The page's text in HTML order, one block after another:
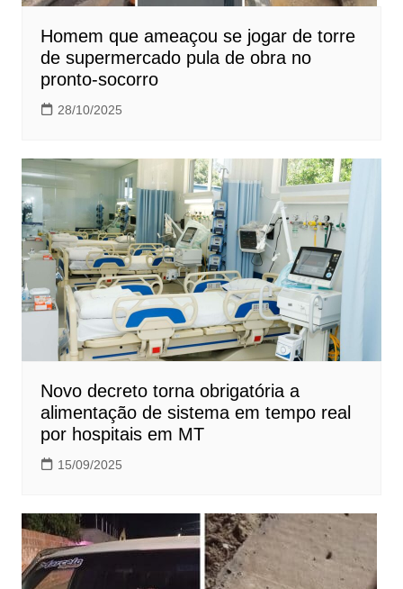
Homem que ameaçou se jogar de torre
de supermercado pula de obra no
pronto-socorro
28/10/2025
Novo decreto torna obrigatória a
alimentação de sistema em tempo real
por hospitais em MT
15/09/2025